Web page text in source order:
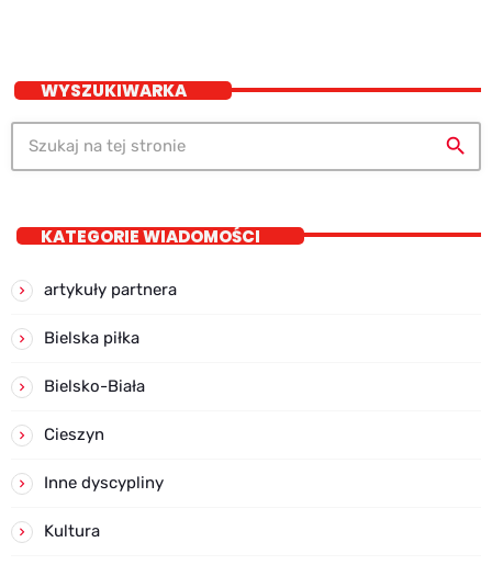
WYSZUKIWARKA
search
KATEGORIE WIADOMOŚCI
artykuły partnera
Bielska piłka
Bielsko-Biała
Cieszyn
Inne dyscypliny
Kultura